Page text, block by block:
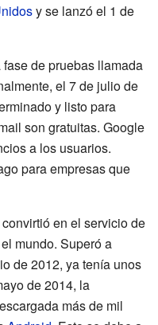
y se lanzó el 1 de
de pruebas llamada
el 7 de julio de
y listo para
son gratuitas. Google
a los usuarios.
para empresas que
en el servicio de
mundo. Superó a
de 2012, ya tenía unos
de 2014, la
más de mil